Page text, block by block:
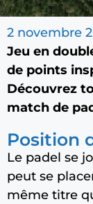
2 novembre
Jeu en
de points
Découvrez
match de
Position
Le padel se
peut se
même titre